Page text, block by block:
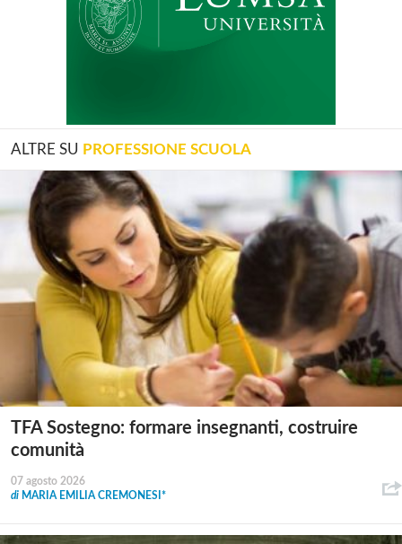
ALTRE SU PROFESSIONE SCUOLA
TFA Sostegno: formare insegnanti, costruire
comunità
07 agosto 2026
di MARIA EMILIA CREMONESI*